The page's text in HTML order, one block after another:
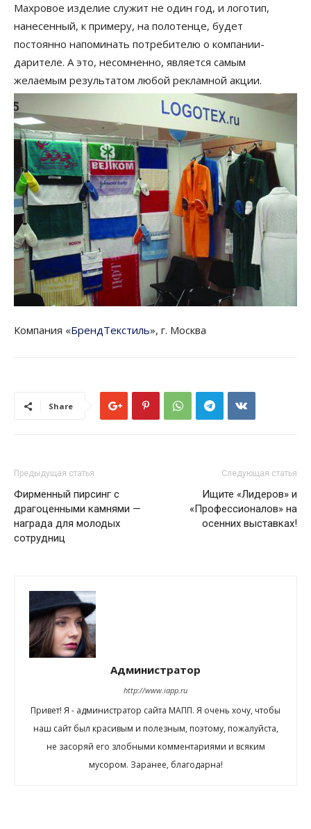
Махровое изделие служит не один год, и логотип,
нанесенный, к примеру, на полотенце, будет
постоянно напоминать потребителю о компании-
дарителе. А это, несомненно, является самым
желаемым результатом любой рекламной акции.
Компания «БрендТекстиль», г. Москва
Share
Предыдущая статья
Фирменный пирсинг с
драгоценными камнями —
награда для молодых
сотрудниц
Следующая статья
Ищите «Лидеров» и
«Профессионалов» на
осенних выставках!
Администратор
http://www.iapp.ru
Привет! Я - администратор сайта МАПП. Я очень хочу, чтобы
наш сайт был красивым и полезным, поэтому, пожалуйста,
не засоряй его злобными комментариями и всяким
мусором. Заранее, благодарна!